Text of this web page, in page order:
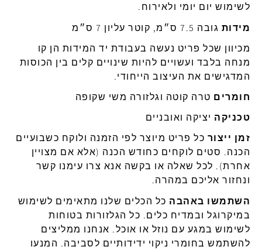
לשימוש יום יומי ולאירוח.
מידות גובה ס״מ, קוטר עליון
ס״מ
מכיוון שכל פריט נעשה בעבודת יד המידות הן קו
מנחה בלבד ועשויים להיות שינויים קלים בין הכוסות
המדגישים את העיצוב הייחודי.
חומרים טרה קוטה וגלזורה משי שקופה
טכניקה יציקה ואובניים
זמן ייצור כל פריט מיוצר לפי הזמנה ולוקח כשבועיים
הכנה. סטים לוקחים כחודש הכנה (אלא אם מצויין
אחרת). לכל שאלה או בקשה אנא צרו עימנו קשר
ונחזור אליכם במהרה.
השתמשו באהבה כל הכלים שלנו מתאימים לשימוש
במיקרוגל ובמדיח כלים. כל הגלזורות בטוחות
לשימוש במגע עם נוזל או אוכל. אנחנו ממליצים
להשתמש בחומרי ניקוי ידידותיים לסביבה. המנעו